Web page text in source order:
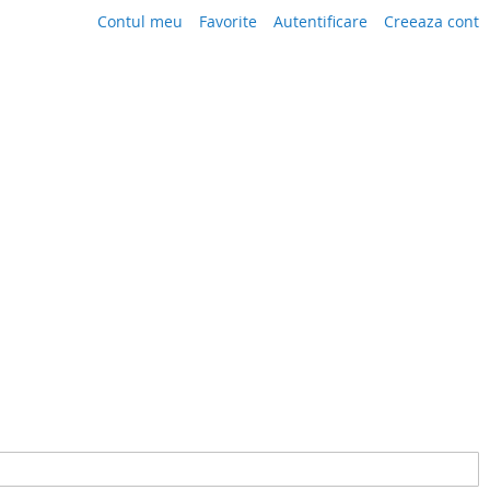
Contul meu Favorite Autentificare Creeaza cont